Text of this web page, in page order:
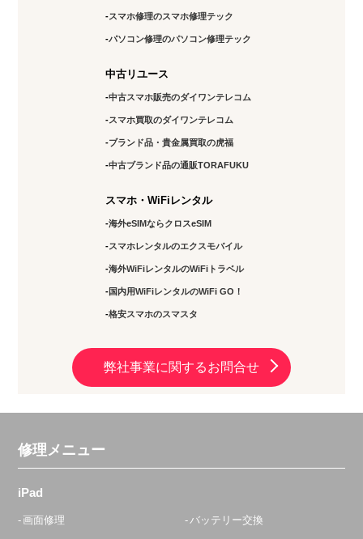
スマホ修理のスマホ修理テック
パソコン修理のパソコン修理テック
中古リユース
中古スマホ販売のダイワンテレコム
スマホ買取のダイワンテレコム
ブランド品・貴金属買取の虎福
中古ブランド品の通販TORAFUKU
スマホ・WiFiレンタル
海外eSIMならクロスeSIM
スマホレンタルのエクスモバイル
海外WiFiレンタルのWiFiトラベル
国内用WiFiレンタルのWiFi GO！
格安スマホのスマスタ
弊社事業に関するお問合せ
修理メニュー
iPad
画面修理 バッテリー交換